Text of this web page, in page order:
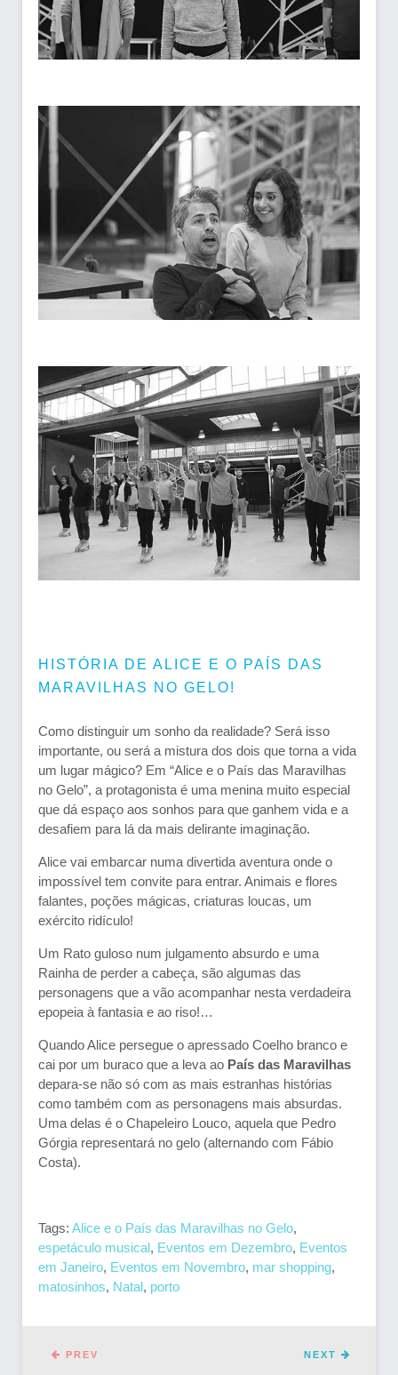
HISTÓRIA DE ALICE E O PAÍS DAS
MARAVILHAS NO GELO!
Como distinguir um sonho da realidade? Será isso
importante, ou será a mistura dos dois que torna a vida
um lugar mágico? Em “Alice e o País das Maravilhas
no Gelo”, a protagonista é uma menina muito especial
que dá espaço aos sonhos para que ganhem vida e a
desafiem para lá da mais delirante imaginação.
Alice vai embarcar numa divertida aventura onde o
impossível tem convite para entrar. Animais e flores
falantes, poções mágicas, criaturas loucas, um
exército ridículo!
Um Rato guloso num julgamento absurdo e uma
Rainha de perder a cabeça, são algumas das
personagens que a vão acompanhar nesta verdadeira
epopeia à fantasia e ao riso!…
Quando Alice persegue o apressado Coelho branco e
cai por um buraco que a leva ao País das Maravilhas
depara-se não só com as mais estranhas histórias
como também com as personagens mais absurdas.
Uma delas é o Chapeleiro Louco, aquela que Pedro
Górgia representará no gelo (alternando com Fábio
Costa).
Tags: Alice e o País das Maravilhas no Gelo,
espetáculo musical, Eventos em Dezembro, Eventos
em Janeiro, Eventos em Novembro, mar shopping,
matosinhos, Natal, porto
NEXT
PREV